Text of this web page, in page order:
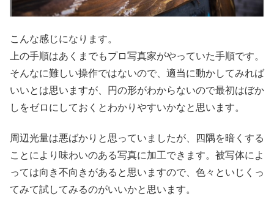
こんな感じになります。
上の手順はあくまでもプロ写真家がやっていた手順です。
そんなに難しい操作ではないので、適当に動かしてみれば
いいとは思いますが、円の形がわからないので最初はぼか
しをゼロにしておくとわかりやすいかなと思います。
周辺光量は悪ばかりと思っていましたが、四隅を暗くする
ことにより味わいのある写真に加工できます。被写体によ
っては向き不向きがあると思いますので、色々といじくっ
てみて試してみるのがいいかと思います。